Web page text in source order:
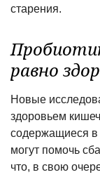
старения.
равно
Новые
здоровьем
содержащиеся в
могут помочь
что, в свою